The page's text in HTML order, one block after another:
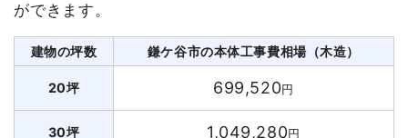
ができます。
建物の坪数 鎌ケ谷市の本体工事費相場（木造）
20坪 699,520円
30坪 1,049,280円